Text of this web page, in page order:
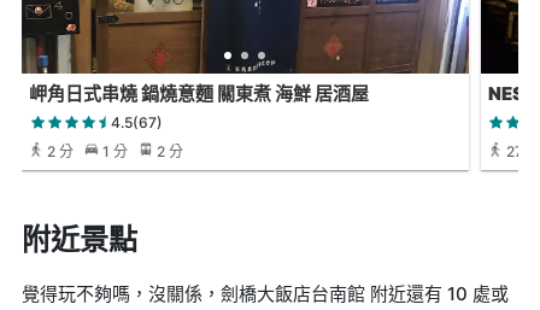
岬角日式串燒 鍋燒意麵 關東煮 海鮮 居酒屋
4.5(67)
2 分
1 分 2 分 27 分
附近景點
覺得玩不夠嗎，沒關係，劍橋大飯店台南館 附近還有 10 處或